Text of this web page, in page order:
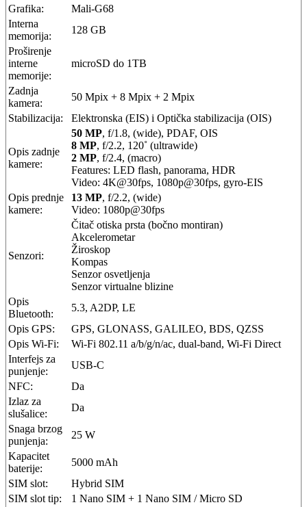
Grafika:
Mali-G68
Interna
memorija:
128 GB
Proširenje
interne
memorije:
microSD do 1TB
Zadnja
kamera:
50 Mpix + 8 Mpix + 2 Mpix
Stabilizacija:
Elektronska (EIS) i Optička stabilizacija (OIS)
Opis zadnje
kamere:
50 MP, f/1.8, (wide), PDAF, OIS
8 MP, f/2.2, 120˚ (ultrawide)
2 MP, f/2.4, (macro)
Features: LED flash, panorama, HDR
Video: 4K@30fps, 1080p@30fps, gyro-EIS
Opis prednje
kamere:
13 MP, f/2.2, (wide)
Video: 1080p@30fps
Senzori:
Čitač otiska prsta (bočno montiran)
Akcelerometar
Žiroskop
Kompas
Senzor osvetljenja
Senzor virtualne blizine
Opis
Bluetooth:
5.3, A2DP, LE
Opis GPS:
GPS, GLONASS, GALILEO, BDS, QZSS
Opis Wi-Fi:
Wi-Fi 802.11 a/b/g/n/ac, dual-band, Wi-Fi Direct
Interfejs za
punjenje:
USB-C
NFC:
Da
Izlaz za
slušalice:
Da
Snaga brzog
punjenja:
25 W
Kapacitet
baterije:
5000 mAh
SIM slot:
Hybrid SIM
SIM slot tip:
1 Nano SIM + 1 Nano SIM / Micro SD